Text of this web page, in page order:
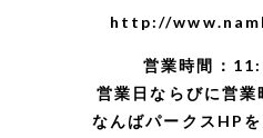
http://
営業時間：
営業日ならびに営業
なんばパークスHP